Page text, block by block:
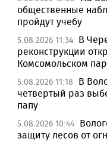
общественные
пройдут учебу
5.08.2026 11:34 В
реконструкции
Комсомольском
5.08.2026 11:18
В
четвертый раз
папу
5.08.2026 10:44
защиту лесов от